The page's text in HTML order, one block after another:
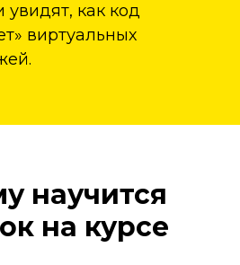
увидят, как код
виртуальных
научится
на курсе